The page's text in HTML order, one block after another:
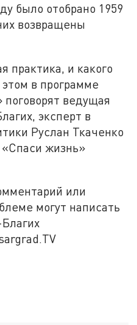
было отобрано 1959
возвращены
практика, и какого
в программе
поговорят ведущая
эксперт в
Руслан Ткаченко
«Спаси жизнь»
или
могут написать